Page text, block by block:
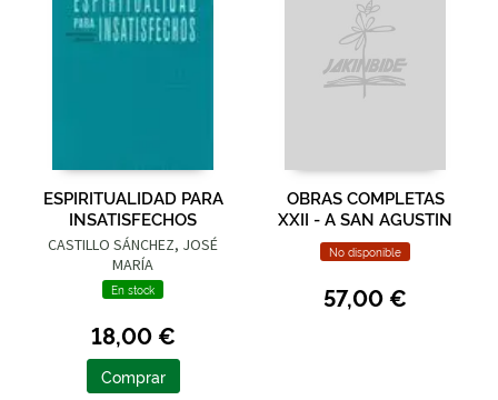
ESPIRITUALIDAD PARA
INSATISFECHOS
CASTILLO SÁNCHEZ, JOSÉ
MARÍA
En stock
18,00 €
Comprar
OBRAS COMPLETAS
XXII - A SAN AGUSTIN
No disponible
57,00 €